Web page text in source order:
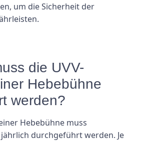
um die Sicherheit der
die UVV-
Hebebühne
werden?
Hebebühne muss
durchgeführt werden. Je